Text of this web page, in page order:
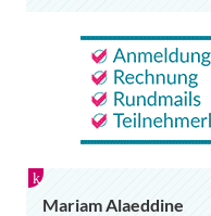
Mariam Alaeddine